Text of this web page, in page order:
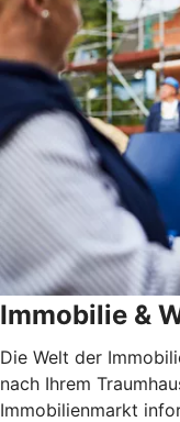
Immobilie &
Die Welt der
nach Ihrem
Immobilienmarkt